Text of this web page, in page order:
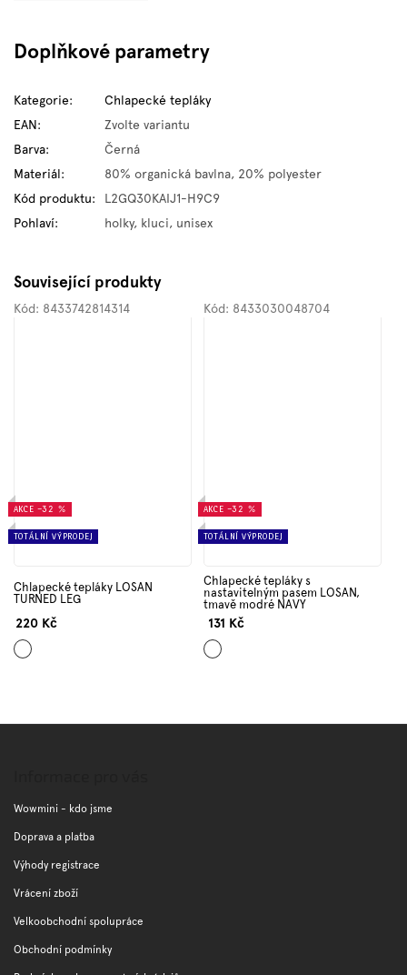
Doplňkové parametry
Kategorie:
Chlapecké tepláky
EAN:
Zvolte variantu
Barva:
Černá
Materiál:
80% organická bavlna, 20% polyester
Kód produktu:
L2GQ30KAIJ1-H9C9
Pohlaví: holky, kluci, unisex
Související produkty
AKCE –32 %
TOTÁLNÍ VÝPRODEJ
Chlapecké tepláky LOSAN
TURNED LEG
220 Kč
Šedá
Kód: 8433742814314
AKCE –32 %
TOTÁLNÍ VÝPRODEJ
Chlapecké tepláky s
nastavitelným pasem LOSAN,
tmavě modré NAVY
131 Kč
Tmavě
modrá
Kód: 8433030048704
Wowmini - kdo jsme
Doprava a platba
Výhody registrace
Vrácení zboží
Velkoobchodní spolupráce
Obchodní podmínky